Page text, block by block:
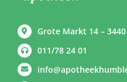
Grote Markt 14 –
011/78 24 01